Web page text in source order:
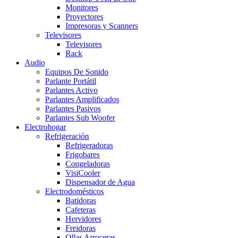
Monitores
Proyectores
Impresoras y Scanners
Televisores
Televisores
Rack
Audio
Equipos De Sonido
Parlante Portátil
Parlantes Activo
Parlantes Amplificados
Parlantes Pasivos
Parlantes Sub Woofer
Electrohogar
Refrigeración
Refrigeradoras
Frigobares
Congeladoras
VisiCooler
Dispensador de Agua
Electrodomésticos
Batidoras
Cafeteras
Hervidores
Freidoras